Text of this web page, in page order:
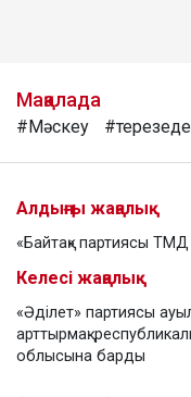
Мақалада
#Мәскеу
Алдыңғы жаңалық
«Байтақ» партиясы
Келесі жаңалық
«Әділет» партиясы
арттырмақ:
облысына барды